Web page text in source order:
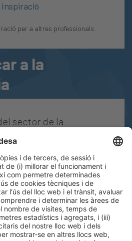
Inspiració
per a altres professionals.
a la
sector de la
l’oportunitat de
promotors
instal·
ladors
clients
finals
fabricants de
solucions
entitats del
sector